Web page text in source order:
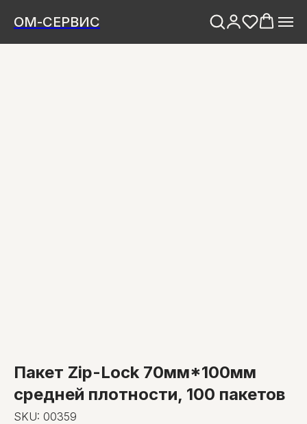
ОМ-СЕРВИС
Пакет Zip-Lock 70мм*100мм
средней плотности, 100 пакетов
SKU: 00359